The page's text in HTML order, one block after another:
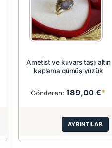
Ametist ve kuvars taşlı altın
kaplama gümüş yüzük
Gönderen:189,00 €*
AYRINTILAR